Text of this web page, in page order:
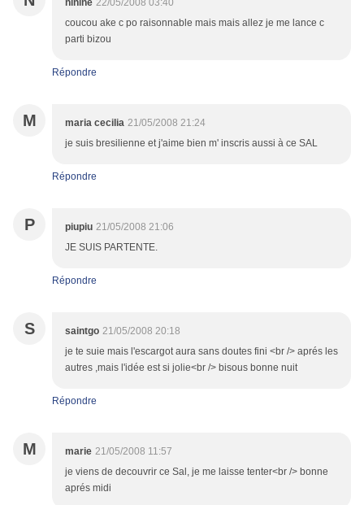
ninine 22/05/2008 03:40
coucou ake c po raisonnable mais mais allez je me lance c
parti bizou
Répondre
M maria cecilia 21/05/2008 21:24
je suis bresilienne et j'aime bien m' inscris aussi à ce SAL
Répondre
P piupiu 21/05/2008 21:06
JE SUIS PARTENTE.
Répondre
S saintgo 21/05/2008 20:18
je te suie mais l'escargot aura sans doutes fini <br /> aprés les
autres ,mais l'idée est si jolie<br /> bisous bonne nuit
Répondre
M marie 21/05/2008 11:57
je viens de decouvrir ce Sal, je me laisse tenter<br /> bonne
aprés midi